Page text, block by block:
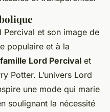
et son image de
populaire et à la
famille Lord Percival et
Potter. L’univers Lord
une mode qui marie
soulignant la nécessité